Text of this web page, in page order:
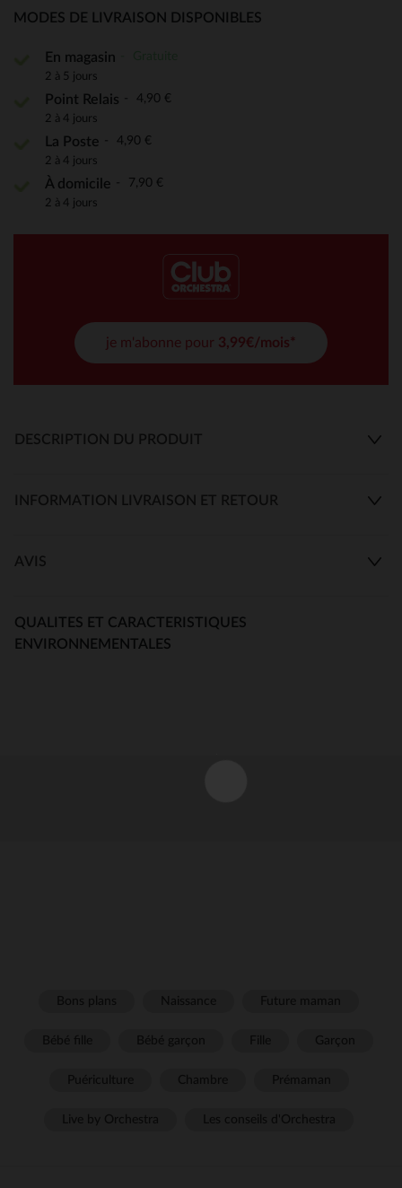
MODES DE LIVRAISON DISPONIBLES
En magasin
2 à 5 jours
Point Relais 4,90 €
2 à 4 jours
La Poste 4,90 €
2 à 4 jours
À domicile 7,90 €
2 à 4 jours
je m'abonne pour 3,99€/mois*
DESCRIPTION DU PRODUIT
INFORMATION LIVRAISON ET RETOUR
AVIS
QUALITES ET CARACTERISTIQUES
ENVIRONNEMENTALES